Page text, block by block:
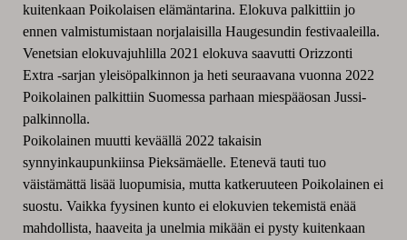
kuitenkaan Poikolaisen elämäntarina. Elokuva palkittiin jo
ennen valmistumistaan norjalaisilla Haugesundin festivaaleilla.
Venetsian elokuvajuhlilla 2021 elokuva saavutti Orizzonti
Extra -sarjan yleisöpalkinnon ja heti seuraavana vuonna 2022
Poikolainen palkittiin Suomessa parhaan miespääosan Jussi-
palkinnolla.
Poikolainen muutti keväällä 2022 takaisin
synnyinkaupunkiinsa Pieksämäelle. Etenevä tauti tuo
väistämättä lisää luopumisia, mutta katkeruuteen Poikolainen ei
suostu. Vaikka fyysinen kunto ei elokuvien tekemistä enää
mahdollista, haaveita ja unelmia mikään ei pysty kuitenkaan